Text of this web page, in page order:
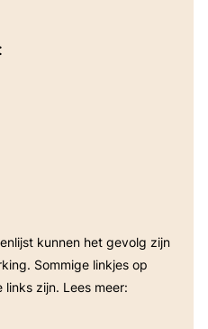
Sommige linkjes op
zijn. Lees meer: